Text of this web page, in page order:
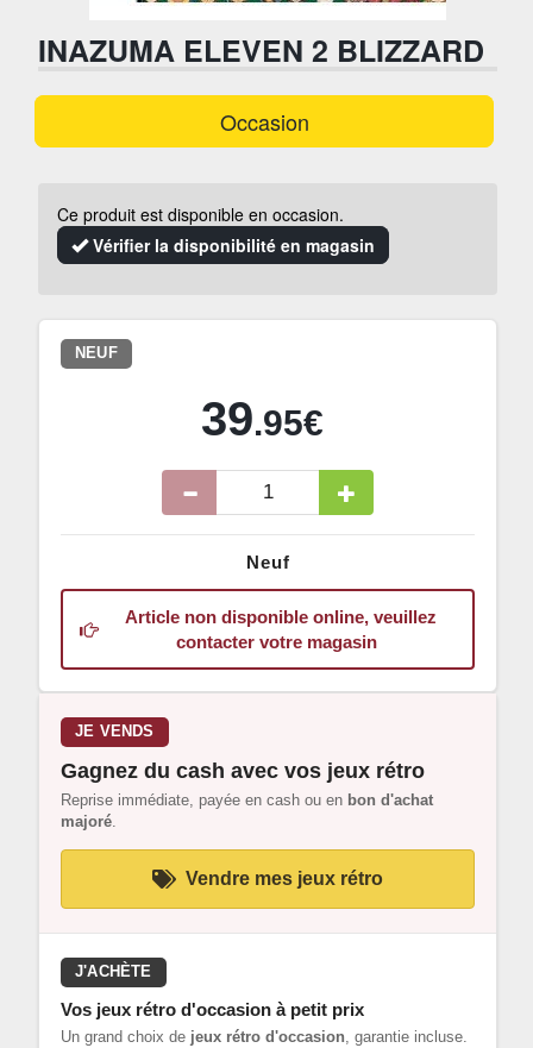
INAZUMA ELEVEN 2 BLIZZARD
Occasion
Ce produit est disponible en occasion.
Vérifier la disponibilité en magasin
NEUF
39.95€
Neuf
Article non disponible online, veuillez
contacter votre magasin
JE VENDS
Gagnez du cash avec vos jeux rétro
Reprise immédiate, payée en cash ou en bon d'achat
majoré.
Vendre mes jeux rétro
J'ACHÈTE
Vos jeux rétro d'occasion à petit prix
Un grand choix de jeux rétro d'occasion, garantie incluse.